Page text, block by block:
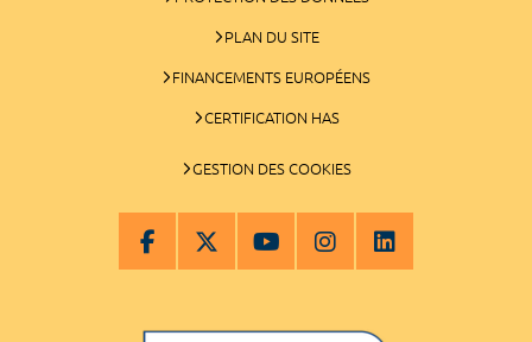
PLAN DU SITE
FINANCEMENTS EUROPÉENS
CERTIFICATION HAS
GESTION DES COOKIES